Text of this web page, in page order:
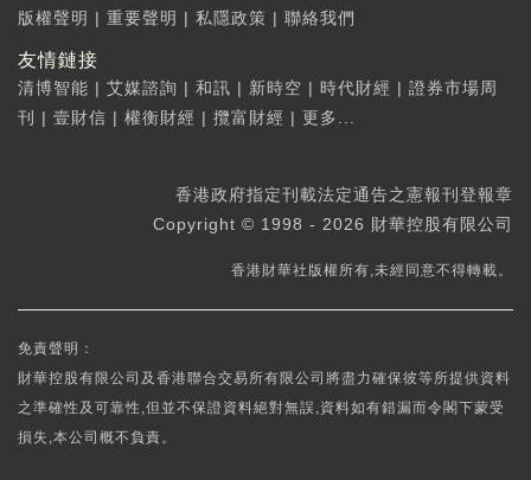
版權聲明 | 重要聲明 | 私隱政策 | 聯絡我們
友情鏈接
清博智能 | 艾媒諮詢 | 和訊 | 新時空 | 時代財經 | 證券市場周
刊
| 壹財信 | 權衡財經 | 攬富財經 | 更多...
香港政府指定刊載法定通告之憲報刊登報章
Copyright © 1998 - 2026 財華控股有限公司
香港財華社版權所有,未經同意不得轉載。
免責聲明：
財華控股有限公司及香港聯合交易所有限公司將盡力確保彼等所提供資料
之準確性及可靠性,但並不保證資料絕對無誤,資料如有錯漏而令閣下蒙受
損失,本公司概不負責。